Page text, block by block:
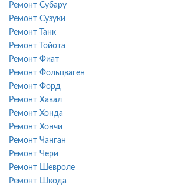
Ремонт Субару
Ремонт Сузуки
Ремонт Танк
Ремонт Тойота
Ремонт Фиат
Ремонт Фольцваген
Ремонт Форд
Ремонт Хавал
Ремонт Хонда
Ремонт Хончи
Ремонт Чанган
Ремонт Чери
Ремонт Шевроле
Ремонт Шкода